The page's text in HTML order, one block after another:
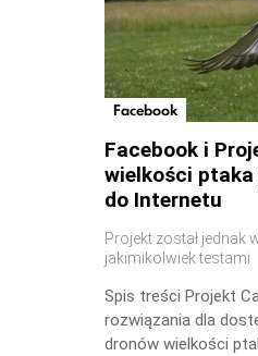
Facebook
Facebook i
wielkości
do Internetu
Projekt został jednak
jakimikolwiek testami
Spis treści Projekt
rozwiązania dla
dronów wielkości